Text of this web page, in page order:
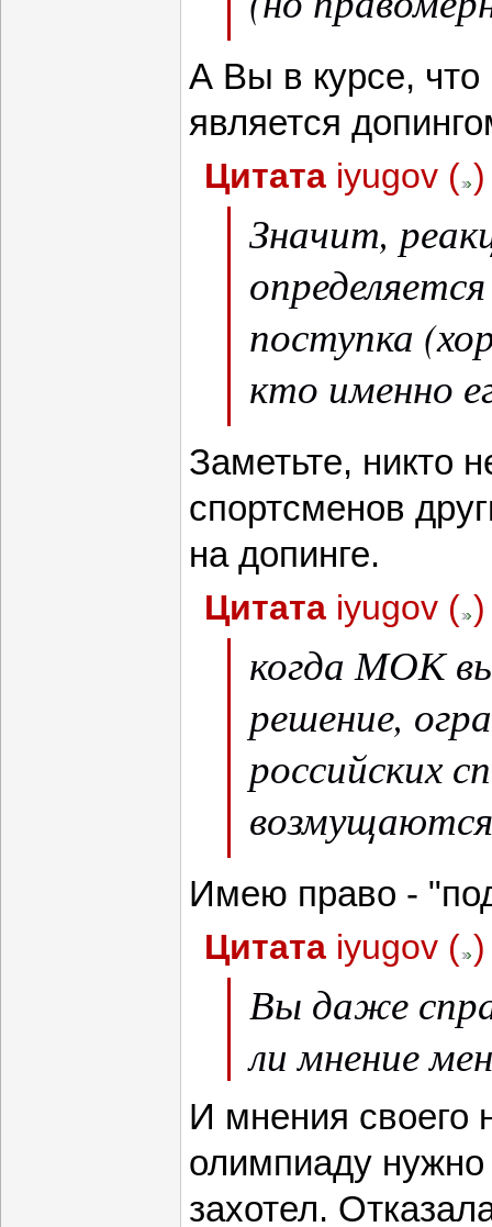
видно.
А Вы в курсе,
является
Цитата iyugov ( )
Значит,
поступка
кто именно
Заметьте, никто
спортсменов
на допинге.
Цитата iyugov ( )
когда МОК
решение,
российских
начали по
Имею право -
Цитата iyugov ( )
Вы даже
ли мнение
И мнения своего
олимпиаду
захотел.